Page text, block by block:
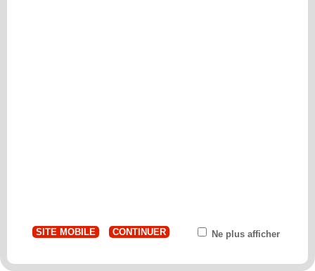
SITE MOBILE CONTINUER Ne plus afficher